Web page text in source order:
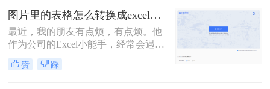
可以进行编辑和格式化，使其更具可
读性和专业性。因此，在处理大量数
据时，将图片转换为Excel表格将会是
一个非常有用的工具。以下是怎么把
表格图片转成excel表格工具了，一起
看看吧！
图片里的表格怎么转换成excel？两个方法教会你！
最近，我的朋友有点烦，有点烦。他
作为公司的Excel小能手，经常会遇到
同事发Excel表过来咨询的情况。他们
的口头禅通常都是：“大神，大神，
赞 踩